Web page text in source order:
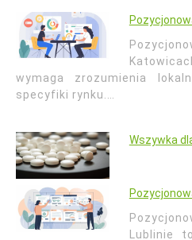
wymaga zrozumienia
specyfiki rynku.…
Wszywka
Lublinie